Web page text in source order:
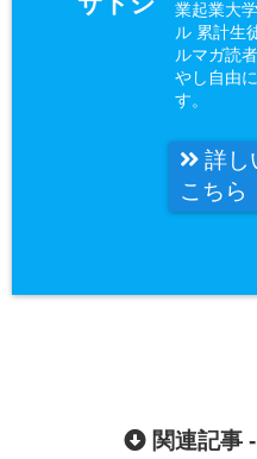
業起業大
ル 累計生
ルマガ読
やし自由
す。
詳し
こちら
関連記事 -